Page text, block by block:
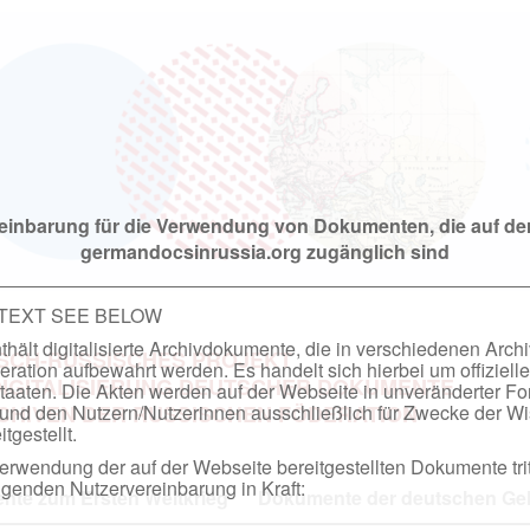
für die Verwendung von Dokumenten, die auf
germandocsinrussia.org zugänglich sind
SEE BELOW
digitalisierte Archivdokumente, die in verschiedenen
aufbewahrt werden. Es handelt sich hierbei um
Die Akten werden auf der Webseite in unveränderter
den Nutzern/Nutzerinnen ausschließlich für Zwecke der
der auf der Webseite bereitgestellten Dokumente
Nutzervereinbarung in Kraft:
RUSSISCHES PROJEKT
DEUTSCHER DOKUMENTE
DER RUSSISCHEN FÖDERATION
zum Ersten Weltkrieg Dokumente der deutschen